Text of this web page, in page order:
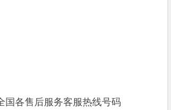
国各售后服务客服热线号码